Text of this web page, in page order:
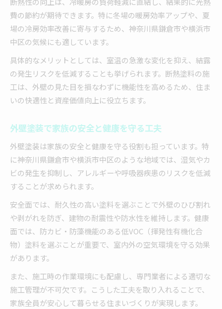
費の節約が期待できます。特に冬場の暖房効率アップや、夏
場の冷房効率改善に寄与するため、神奈川県鎌倉市や横浜市
中区の気候にも適しています。
具体的なメリットとしては、室温の急激な変化を抑え、結露
の発生リスクを低減することも挙げられます。断熱塗料の施
工は、外壁の見た目を損なわずに機能性を高めるため、住ま
いの快適性と資産価値向上に役立ちます。
外壁塗装で家族の安全と健康を守る工夫
外壁塗装は家族の安全と健康を守る役割も担っています。特
に神奈川県鎌倉市や横浜市中区のような地域では、湿気やカ
ビの発生を抑制し、アレルギーや呼吸器疾患のリスクを低減
することが求められます。
安全面では、耐久性の高い塗料を選ぶことで外壁のひび割れ
や剥がれを防ぎ、建物の耐震性や防水性を維持します。健康
面では、防カビ・防藻機能のある低VOC（揮発性有機化合
物）塗料を選ぶことが重要で、室内外の空気環境を守る効果
があります。
また、施工時の作業環境にも配慮し、専門業者による適切な
施工管理が不可欠です。こうした工夫を取り入れることで、
家族全員が安心して暮らせる住まいづくりが実現します。